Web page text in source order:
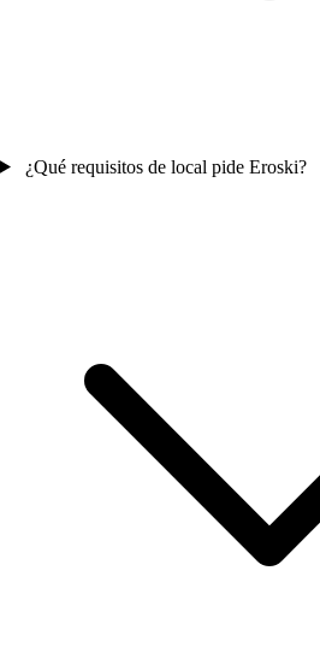
¿Qué requisitos de local pide Eroski?